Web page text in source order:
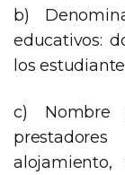
b)
educativos:
los
c)